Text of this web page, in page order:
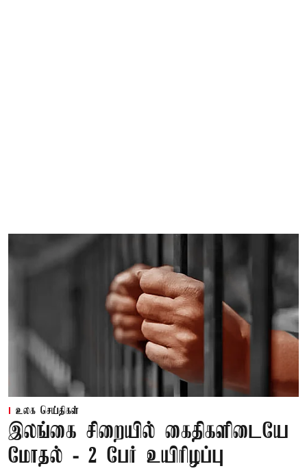
உலக செய்திகள்
இலங்கை சிறையில் கைதிகளிடையே
மோதல் - 2 பேர் உயிரிழப்பு